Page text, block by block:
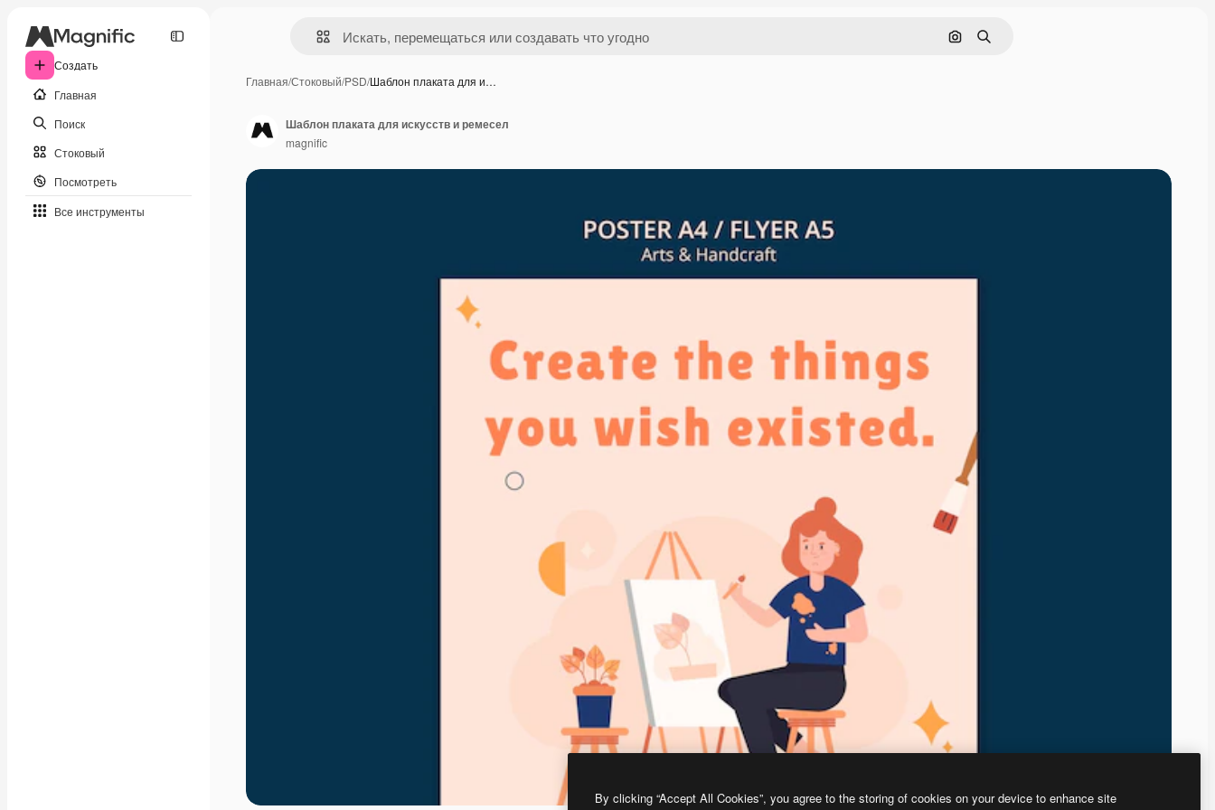
Создать
Главная
Поиск
Стоковый
Посмотреть
Все инструменты
Поиск по изображению
Поиск
Главная/Стоковый/PSD/Шаблон плаката для и…
Шаблон плаката для искусств и ремесел
magnific
By clicking “Accept All Cookies”, you agree to the storing of cookies on your device to enhance site